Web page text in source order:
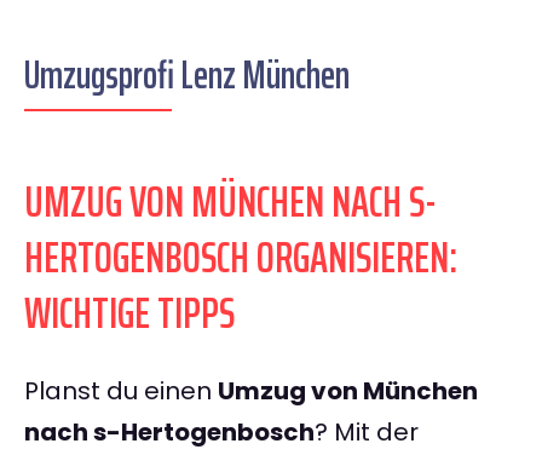
Umzugsprofi Lenz München
UMZUG VON MÜNCHEN NACH S-
HERTOGENBOSCH ORGANISIEREN:
WICHTIGE TIPPS
Planst du einen Umzug von München
nach s-Hertogenbosch? Mit der